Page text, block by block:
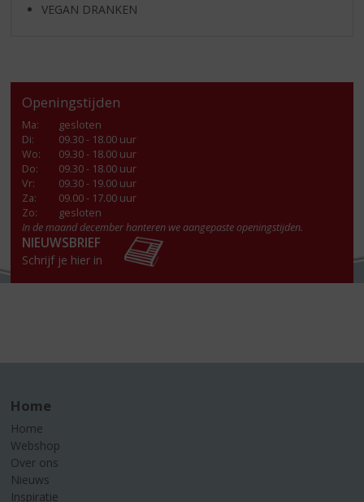
VEGAN DRANKEN
Openingstijden
Ma:
gesloten
Di:
09.30 - 18.00 uur
Wo:
09.30 - 18.00 uur
Do:
09.30 - 18.00 uur
Vr:
09.30 - 19.00 uur
Za:
09.00 - 17.00 uur
Zo:
gesloten
In de maand december hanteren we aangepaste openingstijden.
NIEUWSBRIEF
Schrijf je hier in
Home
Home
Webshop
Over ons
Nieuws
Inspiratie